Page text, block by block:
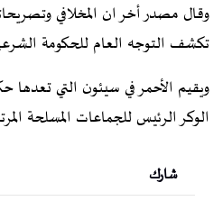
وقال مصدر أخر ان المخلافي
تكشف التوجه العام للحكومة
ويقيم الأحمر في سيئون التي تعدها
الوكر الرئيس للجماعات المسلحة
شارك